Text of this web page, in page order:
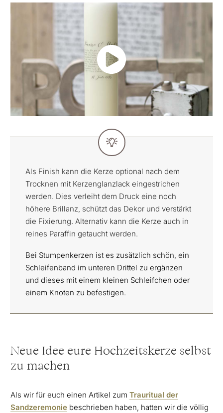
Als Finish kann die Kerze optional nach dem
Trocknen mit Kerzenglanzlack eingestrichen
werden. Dies verleiht dem Druck eine noch
höhere Brillanz, schützt das Dekor und verstärkt
die Fixierung. Alternativ kann die Kerze auch in
reines Paraffin getaucht werden.
Bei Stumpenkerzen ist es zusätzlich schön, ein
Schleifenband im unteren Drittel zu ergänzen
und dieses mit einem kleinen Schleifchen oder
einem Knoten zu befestigen.
Neue Idee eure Hochzeitskerze selbst
zu machen
Als wir für euch einen Artikel zum Trauritual der
Sandzeremonie beschrieben haben, hatten wir die völlig